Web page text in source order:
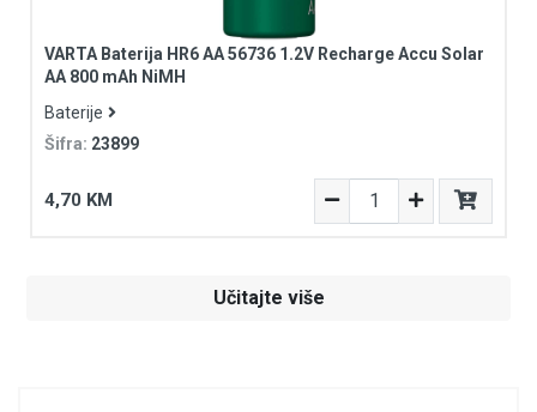
VARTA Baterija HR6 AA 56736 1.2V Recharge Accu Solar
AA 800 mAh NiMH
Baterije
Šifra: 23899
4,70 KM
Učitajte više